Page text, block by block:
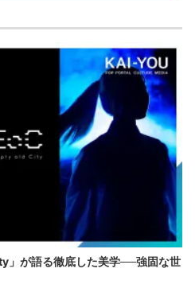
」が語る徹底した美学──強固な世